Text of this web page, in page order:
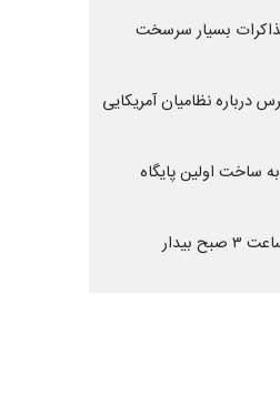
بسیار سرسخت
درباره نظامیان آمریکایی
ساخت اولین پایگاه
چرا بعضی شب‌ها ساعت ۳ صبح بیدار